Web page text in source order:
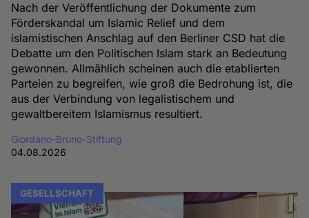
Nach der Veröffentlichung der Dokumente zum
Förderskandal um Islamic Relief und dem
islamistischen Anschlag auf den Berliner CSD hat die
Debatte um den Politischen Islam stark an Bedeutung
gewonnen. Allmählich scheinen auch die etablierten
Parteien zu begreifen, wie groß die Bedrohung ist, die
aus der Verbindung von legalistischem und
gewaltbereitem Islamismus resultiert.
Giordano-Bruno-Stiftung
04.08.2026
GESELLSCHAFT